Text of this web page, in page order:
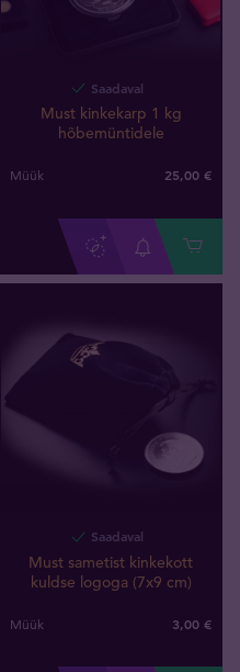
Saadaval
Must kinkekarp 1 kg
hõbemüntidele
Müük 25,00 €
Saadaval
Must sametist kinkekott
kuldse logoga (7x9 cm)
Müük 3,00 €